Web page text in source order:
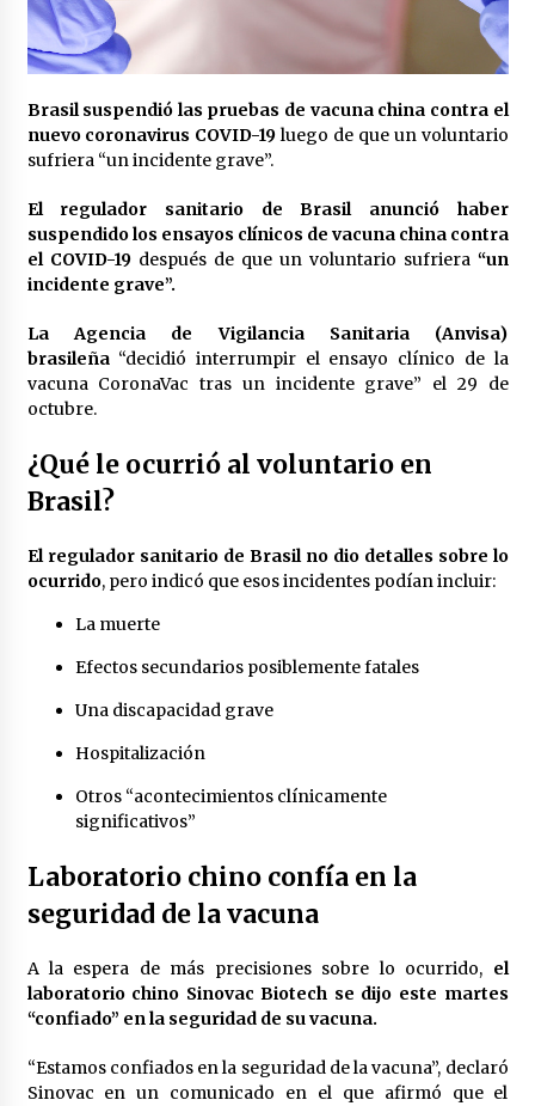
Laura Itzel Castillo será la nueva secretaria de
Sheinbaum descarta reunión entre CNTE y
Segob: «ya dimos nuestras propuestas»
2 meses atrás
Zar antidrogas de EE.UU.: “vamos por los
políticos mexicanos que protegen al narco”
Trump anuncia acuerdo con Irán y el fin de
operaciones militares entre ambos países
2 meses atrás
Trump asegura que barcos cargados de
petróleo están empezando a salir de Ormuz
México libraría posible arancel de EE.UU. en
85% de sus exportaciones
Brasil suspendió las pruebas de vacuna china contra el
nuevo coronavirus COVID-19luego de que un voluntario
sufriera “un incidente grave”.
El regulador sanitario de Brasil anunció haber
suspendido los ensayos clínicos de vacuna china contra
el COVID-19después de que un voluntario sufriera “un
incidente grave”.
La Agencia de Vigilancia Sanitaria (Anvisa)
brasileña “decidió interrumpir el ensayo clínico de la
vacuna CoronaVac tras un incidente grave” el 29 de
octubre.
¿Qué le ocurrió al voluntario en
Brasil?
El regulador sanitario de Brasil no dio detalles sobre lo
ocurrido, pero indicó que esos incidentes podían incluir:
La muerte
Efectos secundarios posiblemente fatales
Una discapacidad grave
Hospitalización
Otros “acontecimientos clínicamente
significativos”
Laboratorio chino confía en la
seguridad de la vacuna
A la espera de más precisiones sobre lo ocurrido, el
laboratorio chino Sinovac Biotech se dijo este martes
“confiado” en la seguridad de su vacuna.
“Estamos confiados en la seguridad de la vacuna”, declaró
Sinovac en un comunicado en el que afirmó que el